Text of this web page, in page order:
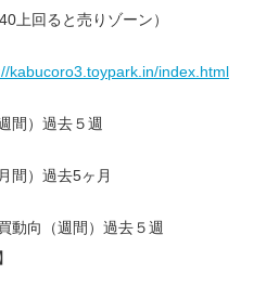
上回ると売りゾーン）
kabucoro3.toypark.in/index.html
間）過去５週
間）過去5ヶ月
動向（週間）過去５週